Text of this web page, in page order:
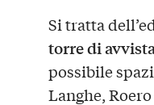
Si tratta
torre di
possibile
Langhe,